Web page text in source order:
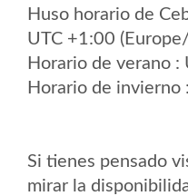
Huso horario de
UTC +1:00
Horario de verano :
Horario de invierno
Si tienes pensado
mirar la